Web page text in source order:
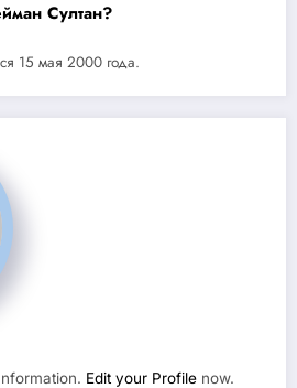
Султан?
15 мая 2000 года.
Edit your Profile now.